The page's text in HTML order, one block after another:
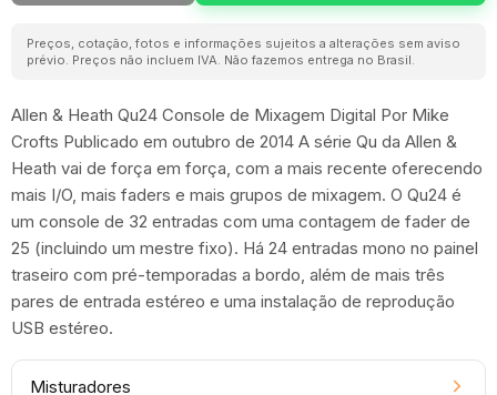
Preços, cotação, fotos e informações sujeitos a alterações sem aviso
prévio. Preços não incluem IVA. Não fazemos entrega no Brasil.
Allen & Heath Qu24 Console de Mixagem Digital Por Mike
Crofts Publicado em outubro de 2014 A série Qu da Allen &
Heath vai de força em força, com a mais recente oferecendo
mais I/O, mais faders e mais grupos de mixagem. O Qu24 é
um console de 32 entradas com uma contagem de fader de
25 (incluindo um mestre fixo). Há 24 entradas mono no painel
traseiro com pré-temporadas a bordo, além de mais três
pares de entrada estéreo e uma instalação de reprodução
USB estéreo.
Misturadores